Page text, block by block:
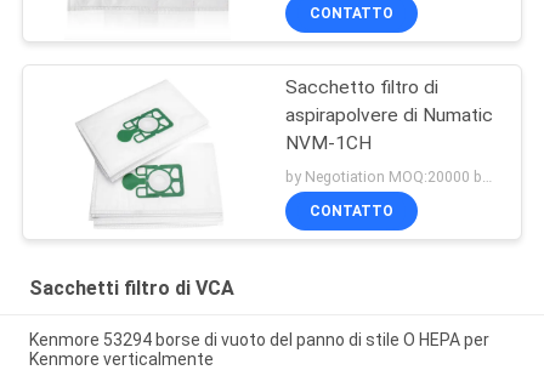
CONTATTO
Sacchetto filtro di
aspirapolvere di Numatic
NVM-1CH
CONTATTO
Sacchetti filtro di VCA
Kenmore 53294 borse di vuoto del panno di stile O HEPA per
Kenmore verticalmente